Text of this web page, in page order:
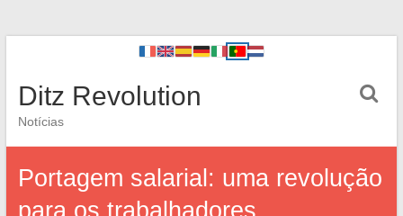
Ditz Revolution
Notícias
Portagem salarial: uma revolução
para os trabalhadores